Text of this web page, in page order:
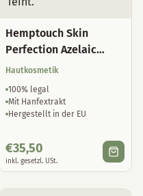
Hemptouch Skin
Perfection Azelaic
Serum
Hautkosmetik
100% legal
Mit Hanfextrakt
Hergestellt in der EU
€35,50
inkl. gesetzl. USt.